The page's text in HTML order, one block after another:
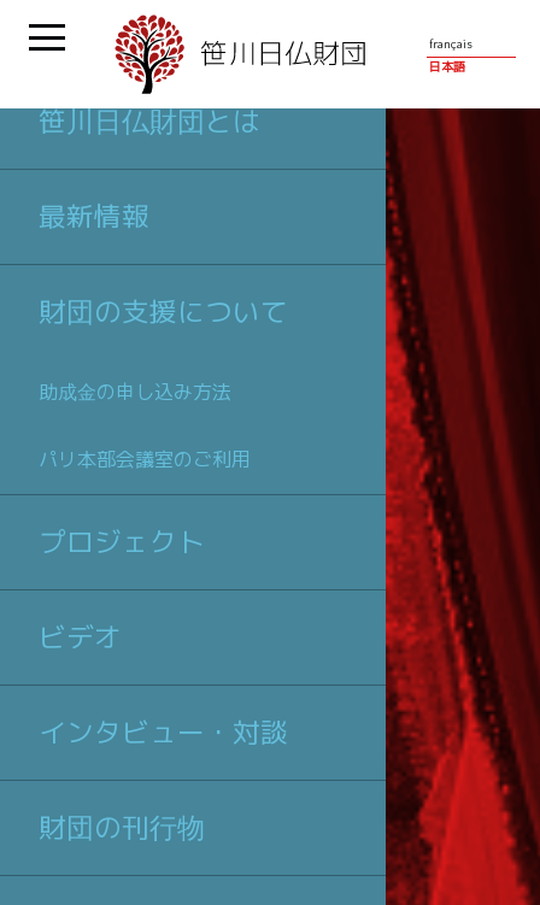
français
日本語
笹川日仏財団とは
最新情報
財団の支援について
助成金の申し込み方法
パリ本部会議室のご利用
プロジェクト
ビデオ
インタビュー・対談
財団の刊行物